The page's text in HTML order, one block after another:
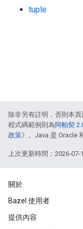
tuple
除非另有註明，否則本
程式碼範例則為阿帕契
政策》。Java 是 Oracle
上次更新時間：2026-07-
關於
Bazel 使用者
提供內容